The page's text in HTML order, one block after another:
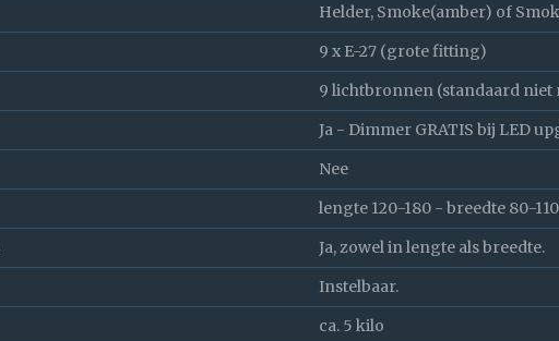
Helder, Smoke(amber) of
9 x E-27 (grote fitting)
9 lichtbronnen (standaard niet
Ja - Dimmer GRATIS bij LED
Nee
lengte 120-180 - breedte 80-
Ja, zowel in lengte als breedte.
Instelbaar.
ca. 5 kilo